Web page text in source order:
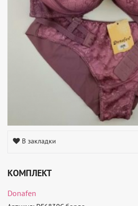
В закладки
КОМПЛЕКТ
Donafen